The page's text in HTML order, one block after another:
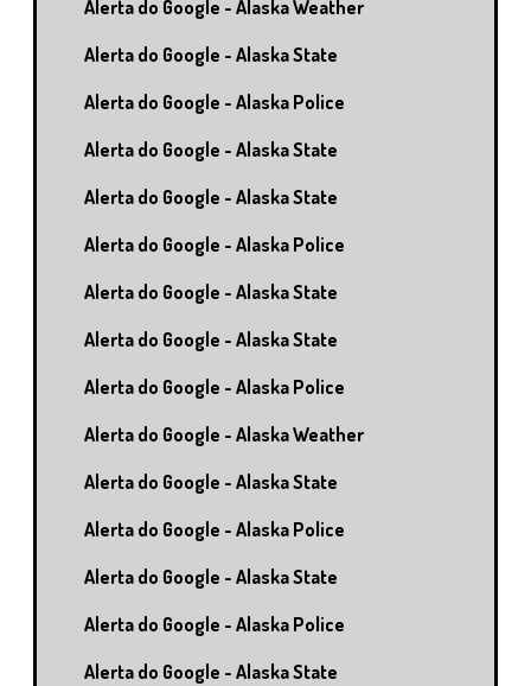
Alerta do Google - Alaska Weather
Alerta do Google - Alaska State
Alerta do Google - Alaska Police
Alerta do Google - Alaska State
Alerta do Google - Alaska State
Alerta do Google - Alaska Police
Alerta do Google - Alaska State
Alerta do Google - Alaska State
Alerta do Google - Alaska Police
Alerta do Google - Alaska Weather
Alerta do Google - Alaska State
Alerta do Google - Alaska Police
Alerta do Google - Alaska State
Alerta do Google - Alaska Police
Alerta do Google - Alaska State